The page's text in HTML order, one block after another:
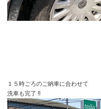
１５時ごろのご納車に合わせて
洗車も完了 ‼︎